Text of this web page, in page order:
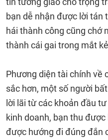
bạn dễ nhận được lời tán
hái thành công cũng chớ
thành cái gai trong mắt
Phương diện tài chính về
sắc hơn, một số người
lời lãi từ các khoản đầu
kinh doanh, bạn thu
được hướng đi đúng đắn